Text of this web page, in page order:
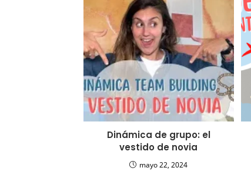
Dinámica de grupo: el
vestido de novia
mayo 22, 2024